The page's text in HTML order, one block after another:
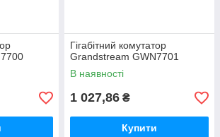
Гігабітний комутатор
Grandstream GWN7701
В наявності
1 027,86 ₴
Купити